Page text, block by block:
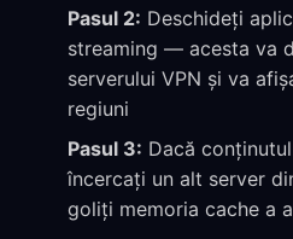
Pasul 2: Deschideți
streaming — acesta va
serverului VPN și va
regiuni
Pasul 3: Dacă
încercați un alt server
goliți memoria cache a